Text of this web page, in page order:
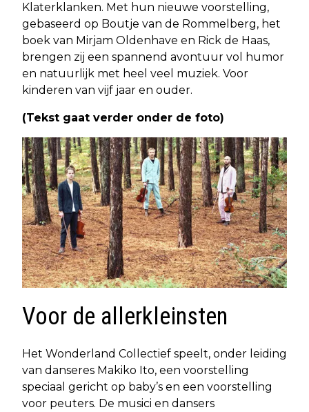
Klaterklanken. Met hun nieuwe voorstelling,
gebaseerd op Boutje van de Rommelberg, het
boek van Mirjam Oldenhave en Rick de Haas,
brengen zij een spannend avontuur vol humor
en natuurlijk met heel veel muziek. Voor
kinderen van vijf jaar en ouder.
(Tekst gaat verder onder de foto)
Voor de allerkleinsten
Het Wonderland Collectief speelt, onder leiding
van danseres Makiko Ito, een voorstelling
speciaal gericht op baby’s en een voorstelling
voor peuters. De musici en dansers